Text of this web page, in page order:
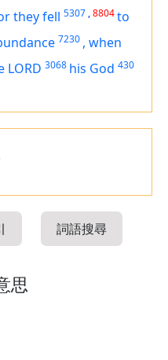
they fell 5307 ,8804to
7230 , when
LORD 3068 his God 430
詞語搜尋
思